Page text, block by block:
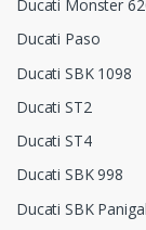
Ducati Monster
Ducati Paso
Ducati SBK 1098
Ducati ST2
Ducati ST4
Ducati SBK 998
Ducati SBK